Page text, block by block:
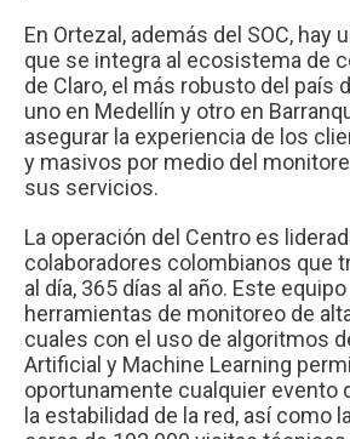
En Ortezal, además del SOC, hay
que se integra al ecosistema de
de Claro, el más robusto del país
uno en Medellín y otro en
asegurar la experiencia de los
y masivos por medio del
sus servicios.
La operación del Centro es
colaboradores colombianos que
al día, 365 días al año. Este
herramientas de monitoreo de
cuales con el uso de algoritmos
Artificial y Machine Learning
oportunamente cualquier evento
la estabilidad de la red, así como